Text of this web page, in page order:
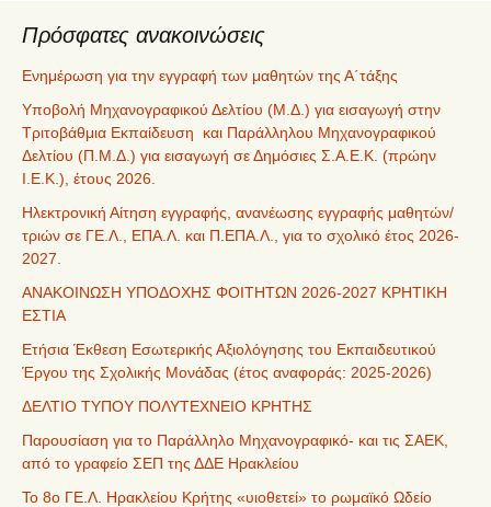
Πρόσφατες ανακοινώσεις
Ενημέρωση για την εγγραφή των μαθητών της Α΄τάξης
Υποβολή Μηχανογραφικού Δελτίου (Μ.Δ.) για εισαγωγή στην
Τριτοβάθμια Εκπαίδευση και Παράλληλου Μηχανογραφικού
Δελτίου (Π.Μ.Δ.) για εισαγωγή σε Δημόσιες Σ.Α.Ε.Κ. (πρώην
Ι.Ε.Κ.), έτους 2026.
Ηλεκτρονική Αίτηση εγγραφής, ανανέωσης εγγραφής μαθητών/
τριών σε ΓΕ.Λ., ΕΠΑ.Λ. και Π.ΕΠΑ.Λ., για το σχολικό έτος 2026-
2027.
ΑΝΑΚΟΙΝΩΣΗ ΥΠΟΔΟΧΗΣ ΦΟΙΤΗΤΩΝ 2026-2027 ΚΡΗΤΙΚΗ
ΕΣΤΙΑ
Ετήσια Έκθεση Εσωτερικής Αξιολόγησης του Εκπαιδευτικού
Έργου της Σχολικής Μονάδας (έτος αναφοράς: 2025-2026)
ΔΕΛΤΙΟ ΤΥΠΟΥ ΠΟΛΥΤΕΧΝΕΙΟ ΚΡΗΤΗΣ
Παρουσίαση για το Παράλληλο Μηχανογραφικό- και τις ΣΑΕΚ,
από το γραφείο ΣΕΠ της ΔΔΕ Ηρακλείου
Το 8ο ΓΕ.Λ. Ηρακλείου Κρήτης «υιοθετεί» το ρωμαϊκό Ωδείο